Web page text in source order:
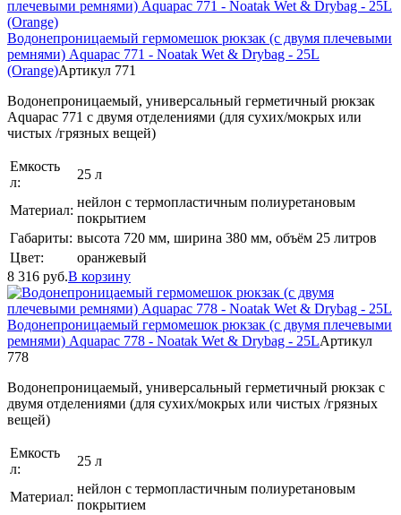
Водонепроницаемый гермомешок рюкзак (с двумя плечевыми
ремнями) Aquapac 771 - Noatak Wet & Drybag - 25L
(Orange)Артикул 771
Водонепроницаемый, универсальный герметичный рюкзак
Aquapac 771 с двумя отделениями (для сухих/мокрых или
чистых /грязных вещей)
Емкость
л:
25 л
Материал:
нейлон с термопластичным полиуретановым
покрытием
Габариты: высота 720 мм, ширина 380 мм, объём 25 литров
Цвет:
оранжевый
8 316 руб.В корзину
Водонепроницаемый гермомешок рюкзак (с двумя плечевыми
ремнями) Aquapac 778 - Noatak Wet & Drybag - 25LАртикул
778
Водонепроницаемый, универсальный герметичный рюкзак с
двумя отделениями (для сухих/мокрых или чистых /грязных
вещей)
Емкость
л:
25 л
Материал:
нейлон с термопластичным полиуретановым
покрытием